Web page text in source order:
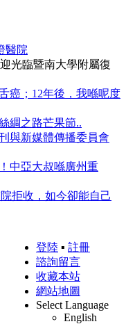
醫院
光臨暨南大學附屬復
癌；12年後，我喺呢度
綢之路芒果節..
與新媒體傳播委員會
中亞大叔喺廣州重
拒收，如今卻能自己
登陸 ▪ 註冊
諮詢留言
收藏本站
網站地圖
Select Language
English